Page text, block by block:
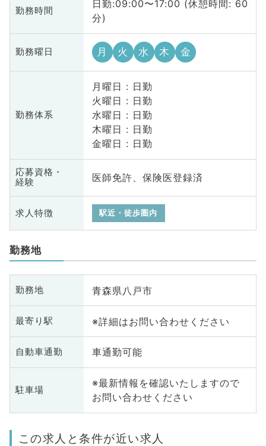
勤務時間
日勤:09:00〜17:00 (休憩時間: 60
分)
勤務曜日 月 火 水 木 金
勤務体系
月曜日 : 日勤
火曜日 : 日勤
水曜日 : 日勤
木曜日 : 日勤
金曜日 : 日勤
応募資格・
経験
医師免許、保険医登録済
求人特徴 駅近・徒歩圏内
勤務地
勤務地 青森県八戸市
最寄り駅 ※詳細はお問い合わせください
自動車通勤 車通勤可能
駐車場
※最新情報を確認いたしますので
お問い合わせください
この求人と条件が近い求人